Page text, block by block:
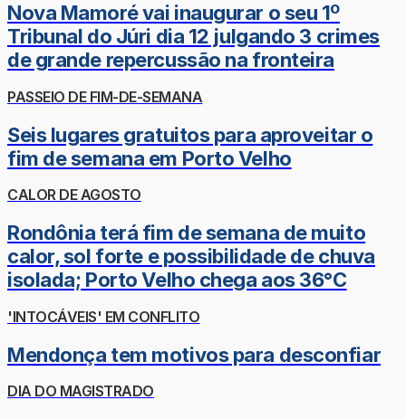
Nova Mamoré vai inaugurar o seu 1º
Tribunal do Júri dia 12 julgando 3 crimes
de grande repercussão na fronteira
PASSEIO DE FIM-DE-SEMANA
Seis lugares gratuitos para aproveitar o
fim de semana em Porto Velho
CALOR DE AGOSTO
Rondônia terá fim de semana de muito
calor, sol forte e possibilidade de chuva
isolada; Porto Velho chega aos 36°C
'INTOCÁVEIS' EM CONFLITO
Mendonça tem motivos para desconfiar
DIA DO MAGISTRADO